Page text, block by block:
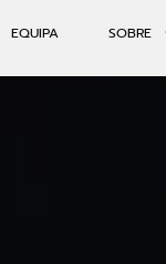
EQUIPA SOBRE